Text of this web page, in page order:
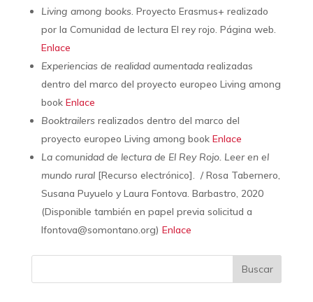
Living among books. Proyecto Erasmus+ realizado
por la Comunidad de lectura El rey rojo. Página web.
Enlace
Experiencias de realidad aumentadarealizadas
dentro del marco del proyecto europeo Living among
book Enlace
Booktrailers realizados dentro del marco del
proyecto europeo Living among book Enlace
La comunidad de lectura de El Rey Rojo. Leer en el
mundo rural[Recurso electrónico]. / Rosa Tabernero,
Susana Puyuelo y Laura Fontova. Barbastro, 2020
(Disponible también en papel previa solicitud a
lfontova@somontano.org) Enlace